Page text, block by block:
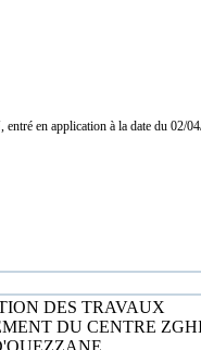
en application à la date du 02/
DES TRAVAUX
DU CENTRE